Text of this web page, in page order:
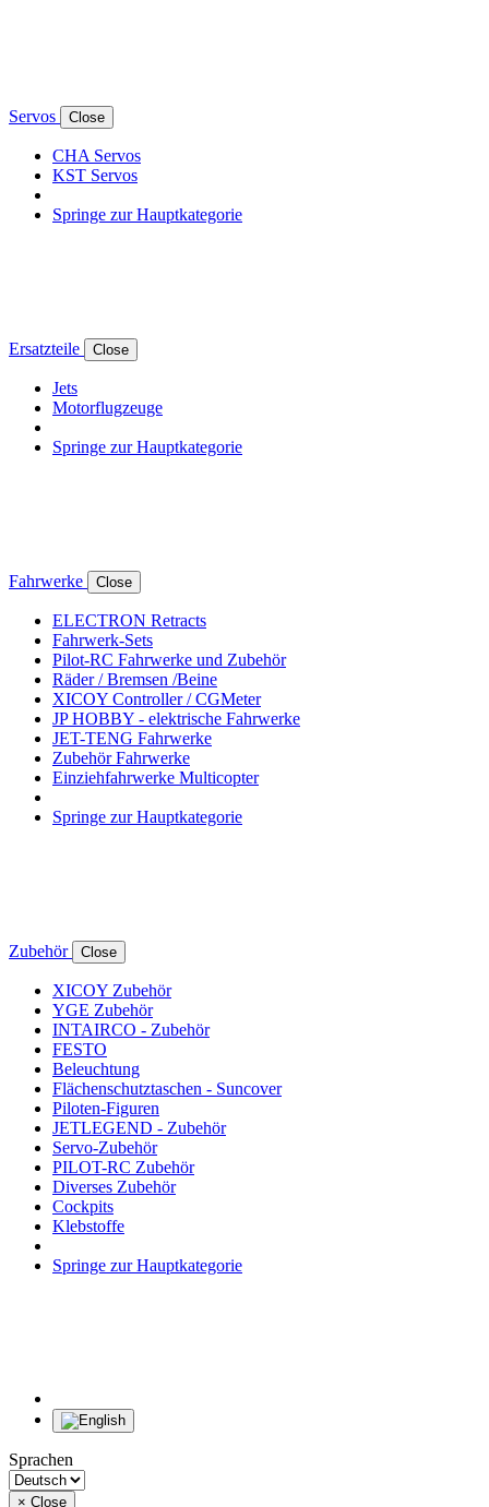
Servos Close
CHA Servos
KST Servos
Springe zur Hauptkategorie
Ersatzteile Close
Jets
Motorflugzeuge
Springe zur Hauptkategorie
Fahrwerke Close
ELECTRON Retracts
Fahrwerk-Sets
Pilot-RC Fahrwerke und Zubehör
Räder / Bremsen /Beine
XICOY Controller / CGMeter
JP HOBBY - elektrische Fahrwerke
JET-TENG Fahrwerke
Zubehör Fahrwerke
Einziehfahrwerke Multicopter
Springe zur Hauptkategorie
Zubehör Close
XICOY Zubehör
YGE Zubehör
INTAIRCO - Zubehör
FESTO
Beleuchtung
Flächenschutztaschen - Suncover
Piloten-Figuren
JETLEGEND - Zubehör
Servo-Zubehör
PILOT-RC Zubehör
Diverses Zubehör
Cockpits
Klebstoffe
Springe zur Hauptkategorie
Sprachen
× Close